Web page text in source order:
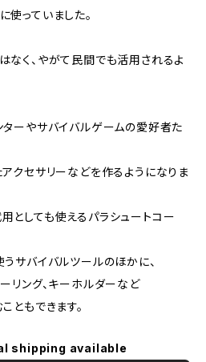
っていました。
なく、やがて民間でも活用されるよ
ターやサバイバルゲームの愛好者た
クセサリーなどを作るようになりま
としても使えるパラシュートコー
サバイバルツールのほかに、
リング、キーホルダーなど
ともできます。
shipping available